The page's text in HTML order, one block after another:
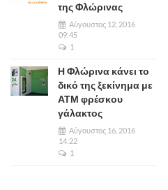
της Φλώρινας
Αύγουστος 12, 2016
09:45
1
Η Φλώρινα κάνει το
δικό της ξεκίνημα με
ΑΤΜ φρέσκου
γάλακτος
Αύγουστος 16, 2016
14:22
1